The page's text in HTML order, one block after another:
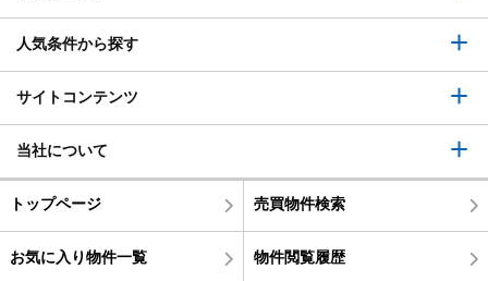
人気条件から探す
サイトコンテンツ
当社について
トップページ 売買物件検索
お気に入り物件一覧 物件閲覧履歴